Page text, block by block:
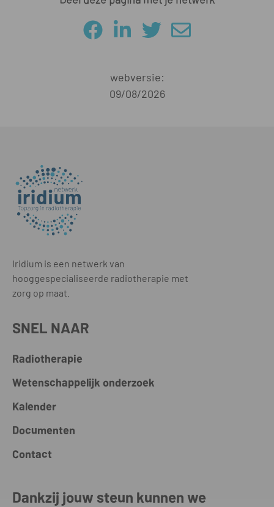
webversie:
09/08/2026
Iridium is een netwerk van
hooggespecialiseerde radiotherapie met
zorg op maat.
SNEL NAAR
Radiotherapie
Wetenschappelijk onderzoek
Kalender
Documenten
Contact
Dankzij jouw steun kunnen we